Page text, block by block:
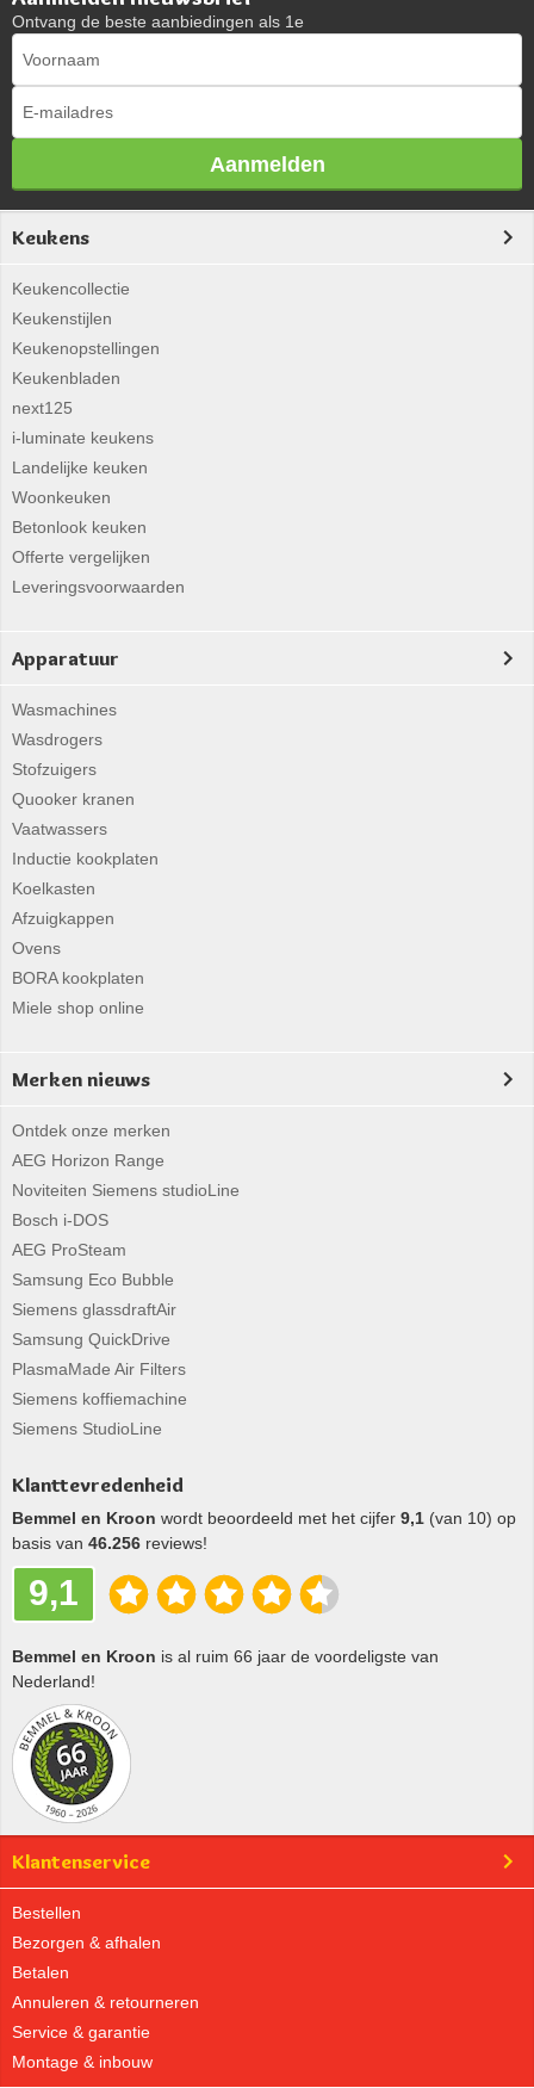
Ontvang de beste aanbiedingen als 1e
Aanmelden
Keukens
Keukencollectie
Keukenstijlen
Keukenopstellingen
Keukenbladen
next125
i-luminate keukens
Landelijke keuken
Woonkeuken
Betonlook keuken
Offerte vergelijken
Leveringsvoorwaarden
Apparatuur
Wasmachines
Wasdrogers
Stofzuigers
Quooker kranen
Vaatwassers
Inductie kookplaten
Koelkasten
Afzuigkappen
Ovens
BORA kookplaten
Miele shop online
Merken nieuws
Ontdek onze merken
AEG Horizon Range
Noviteiten Siemens studioLine
Bosch i-DOS
AEG ProSteam
Samsung Eco Bubble
Siemens glassdraftAir
Samsung QuickDrive
PlasmaMade Air Filters
Siemens koffiemachine
Siemens StudioLine
Klanttevredenheid
Bemmel en Kroon wordt beoordeeld met het cijfer 9,1 (van 10) op
basis van 46.256 reviews!
9,1
Bemmel en Kroon is al ruim 66 jaar de voordeligste van
Nederland!
Klantenservice
Bestellen
Bezorgen & afhalen
Betalen
Annuleren & retourneren
Service & garantie
Montage & inbouw